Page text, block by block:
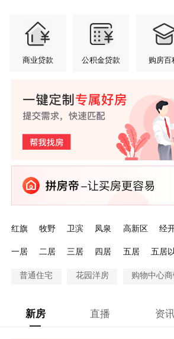
商业贷款 公积金贷款 购房百
红旗 牧野 卫滨 凤泉 高新区 经
一居
二居 三居 四居 五居 五居
普通住宅 花园洋房 购物中心
新房 直播 资